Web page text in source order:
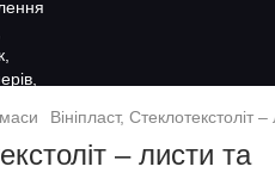
Вініпласт, Стеклотекстоліт
– листи та